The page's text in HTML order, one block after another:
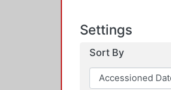
Settings
Sort By